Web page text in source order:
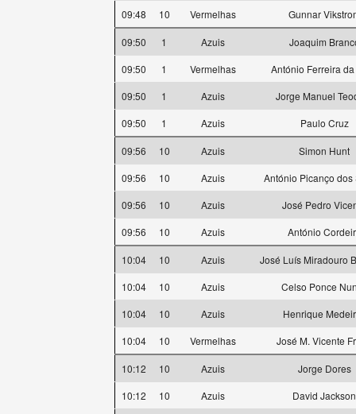
09:48
10 Vermelhas Gunnar
09:50 1 Azuis
Joaquim
09:50
1 Vermelhas
António Ferreira
09:50
1 Azuis
Jorge Manuel
09:50
1 Azuis Paulo Cruz
09:56 10 Azuis
Simon Hunt
09:56
10 Azuis
António Picanço dos
09:56
10 Azuis
José Pedro
09:56
10 Azuis António
10:04 10 Azuis
José Luís Miradouro
10:04
10 Azuis
Celso Ponce
10:04
10 Azuis
Henrique
10:04
10 Vermelhas José M. Vicente
10:12 10 Azuis
Jorge Dores
10:12
10 Azuis
David Jackson